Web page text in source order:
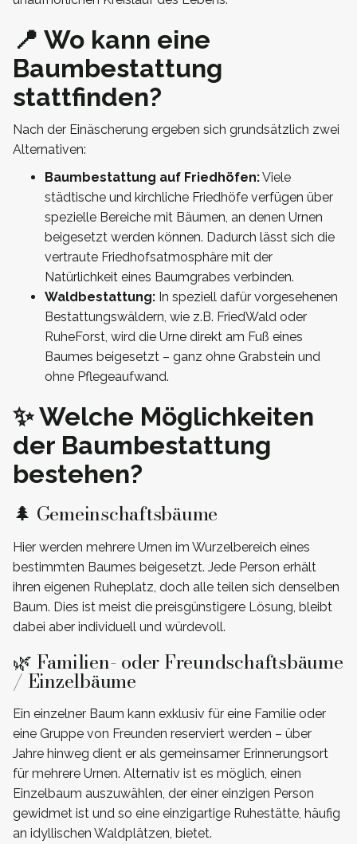
📍 Wo kann eine
Baumbestattung
stattfinden?
Nach der Einäscherung ergeben sich grundsätzlich zwei
Alternativen:
Baumbestattung auf Friedhöfen:Viele
städtische und kirchliche Friedhöfe verfügen über
spezielle Bereiche mit Bäumen, an denen Urnen
beigesetzt werden können. Dadurch lässt sich die
vertraute Friedhofsatmosphäre mit der
Natürlichkeit eines Baumgrabes verbinden.
Waldbestattung: In speziell dafür vorgesehenen
Bestattungswäldern, wie z.B. FriedWald oder
RuheForst, wird die Urne direkt am Fuß eines
Baumes beigesetzt – ganz ohne Grabstein und
ohne Pflegeaufwand.
✨ Welche Möglichkeiten
der Baumbestattung
bestehen?
🌲 Gemeinschaftsbäume
Hier werden mehrere Urnen im Wurzelbereich eines
bestimmten Baumes beigesetzt. Jede Person erhält
ihren eigenen Ruheplatz, doch alle teilen sich denselben
Baum. Dies ist meist die preisgünstigere Lösung, bleibt
dabei aber individuell und würdevoll.
🌿 Familien- oder Freundschaftsbäume
/ Einzelbäume
Ein einzelner Baum kann exklusiv für eine Familie oder
eine Gruppe von Freunden reserviert werden – über
Jahre hinweg dient er als gemeinsamer Erinnerungsort
für mehrere Urnen. Alternativ ist es möglich, einen
Einzelbaum auszuwählen, der einer einzigen Person
gewidmet ist und so eine einzigartige Ruhestätte, häufig
an idyllischen Waldplätzen, bietet.